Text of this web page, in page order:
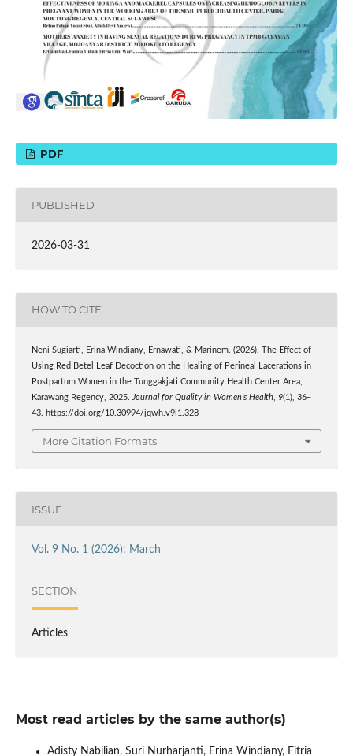
PDF
PUBLISHED
2026-03-31
HOW TO CITE
Neni Sugiarti, Erina Windiany, Ernawati, & Marinem. (2026). The Effect of
Using Red Betel Leaf Decoction on the Healing of Perineal Lacerations in
Postpartum Women in the Tunggakjati Community Health Center Area,
Karawang Regency, 2025.
Journal for Quality in Women’s Health, 9(1), 36–
43. https://doi.org/10.30994/jqwh.v9i1.328
More Citation Formats
ISSUE
Vol. 9 No. 1 (2026): March
SECTION
Articles
Most read articles by the same author(s)
Adisty Nabilian, Suri Nurharjanti, Erina Windiany, Fitria